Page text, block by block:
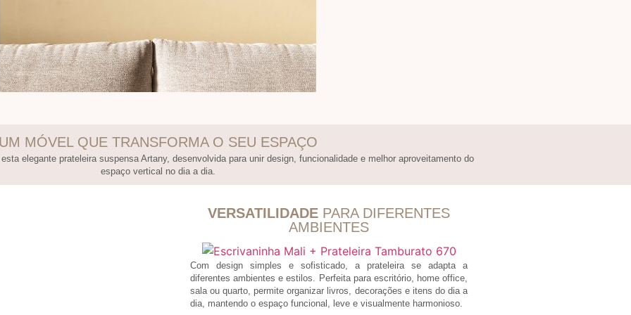
UM MÓVEL QUE TRANSFORMA O SEU ESPAÇO
elegante prateleira suspensa Artany, desenvolvida para unir design, funcionalidade e melhor aproveitamento do
espaço vertical no dia a dia.
VERSATILIDADE PARA DIFERENTES
AMBIENTES
Com design simples e sofisticado, a prateleira se adapta a
diferentes ambientes e estilos. Perfeita para escritório, home office,
sala ou quarto, permite organizar livros, decorações e itens do dia a
dia, mantendo o espaço funcional, leve e visualmente harmonioso.